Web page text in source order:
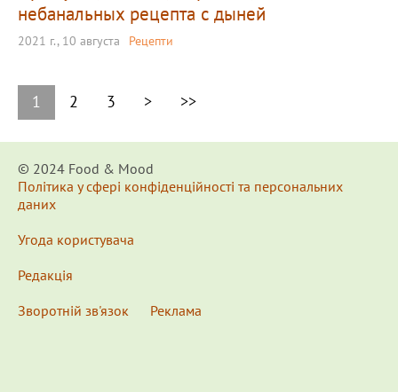
небанальных рецепта с дыней
2021 г., 10 августа Рецепти
1 2 3 > >>
© 2024 Food & Мood
Політика у сфері конфіденційності та персональних
даних
Угода користувача
Редакція
Зворотній зв'язок
Реклама